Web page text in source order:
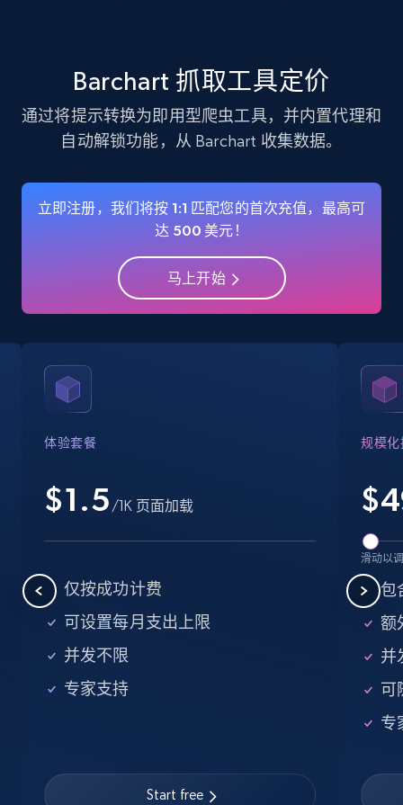
Instagram - Profiles - Collect profile
business account, Is professional account, Is
verified, and more.
3.5K+ 注册使用
Crunchbase companies information
Name, URL, ID, Cb rank, Region, About,
Searching data by keyword
Name, URL, ID, Cb rank, Region, About,
Industries, Operating status, and more.
URL, Job posting id, Job title, Company name,
Barchart 抓取工具定价
通过将提示转换为即用型爬虫工具，并内置代理和
自动解锁功能，从 Barchart 收集数据。
立即注册，我们将按 1:1 匹配您的首次充值，最高可
达 500 美元！
马上开始
体验套餐
$1.5 /1K 页面加载
仅按成功计费
可设置每月支出上限
并发不限
专家支持
Start free
规模化
$
滑动以
包
额
并
可
专